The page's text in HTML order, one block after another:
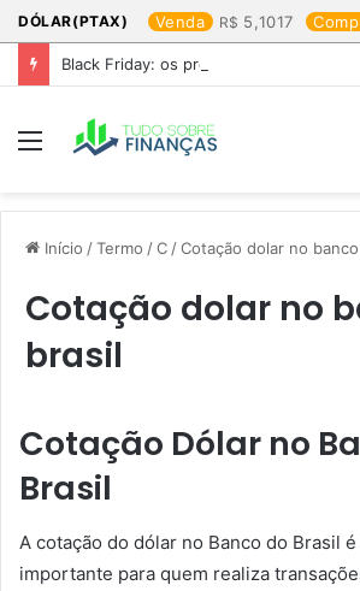
DÓLAR(PTAX) Venda 5,1017
Black Friday: os produtos que mais
Menu
Início /Termo /C /Cotação dolar no
Cotação dolar no
brasil​
Cotação Dólar no
Brasil
A cotação do dólar no Banco do Brasil
importante para quem realiza